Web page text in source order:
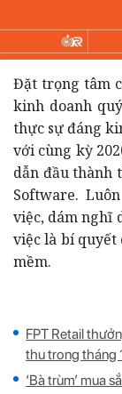
Đặt trọng tâm
kinh doanh
thực sự đáng
với cùng kỳ
dẫn đầu thành
Software.
việc, dám nghĩ
việc là bí quyết
mềm.
FPT Retail
thu trong tháng
‘Bà trùm’ mua